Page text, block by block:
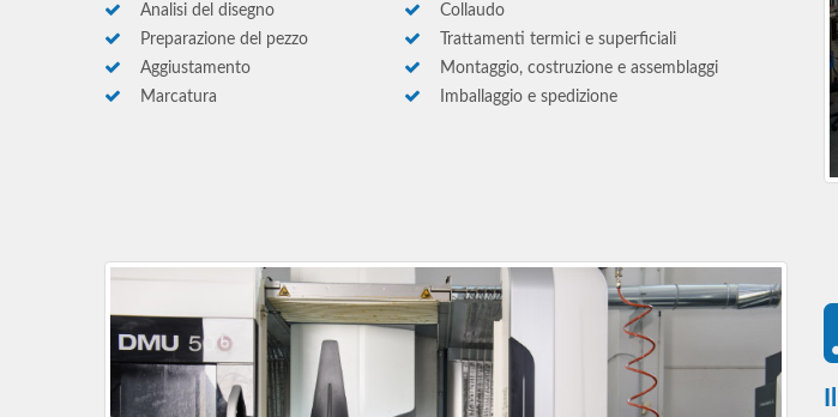
Analisi del disegno
Preparazione del pezzo
Aggiustamento
Marcatura
Collaudo
Trattamenti termici e superficiali
Montaggio, costruzione e assemblaggi
Imballaggio e spedizione